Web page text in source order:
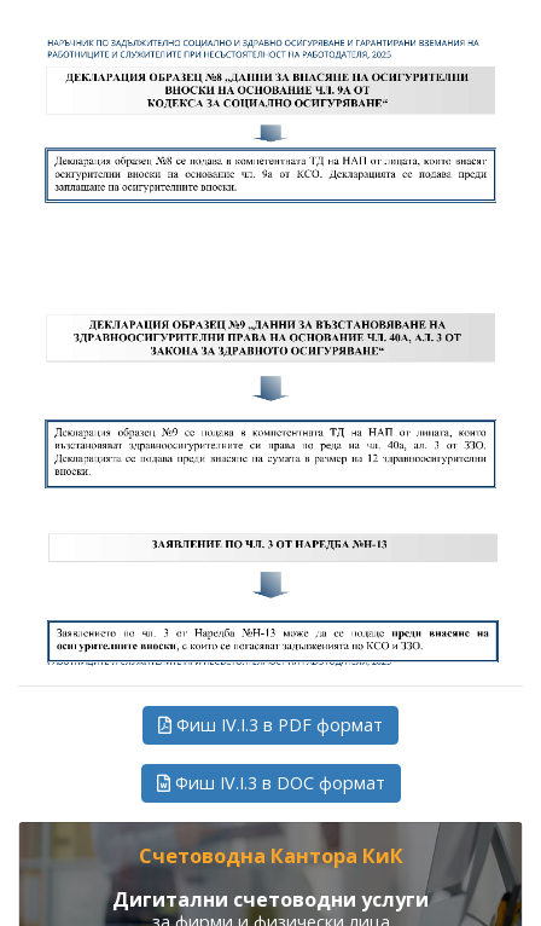
Фиш IV.I.3 в PDF формат
Фиш IV.I.3 в DOC формат
Счетоводна Кантора КиК
Дигитални счетоводни услуги